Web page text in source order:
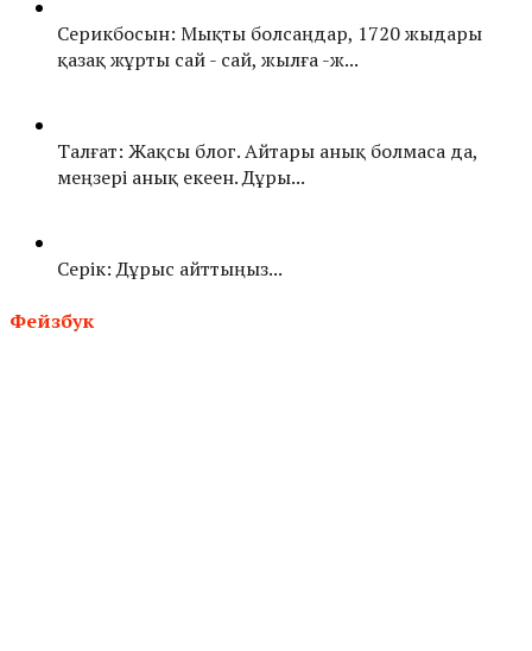
Серикбосын: Мықты болсаңдар, 1720 жыдары
қазақ жұрты сай - сай, жылға -ж...
Талғат: Жақсы блог. Айтары анық болмаса да,
меңзері анық екеен. Дұры...
Серік: Дұрыс айттыңыз...
Фейзбук